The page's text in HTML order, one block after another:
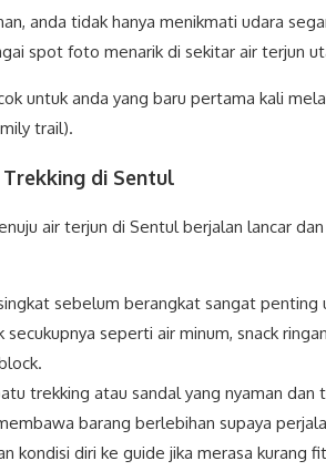
anda tidak hanya menikmati udara
spot foto menarik di sekitar air terjun
untuk anda yang baru pertama kali
trail).
di Sentul
air terjun di Sentul berjalan lancar
sebelum berangkat sangat
secukupnya seperti air minum, snack
trekking atau sandal yang nyaman dan
barang berlebihan supaya
kondisi diri ke guide jika merasa kurang